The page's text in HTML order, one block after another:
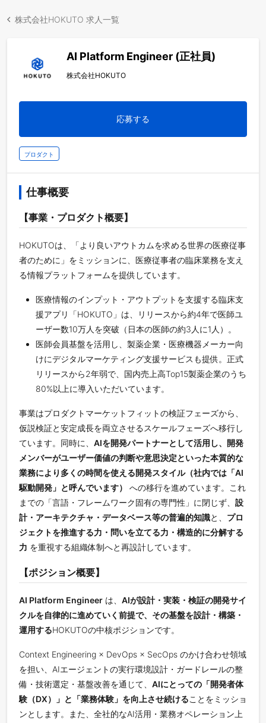
株式会社HOKUTO 求人一覧
AI Platform Engineer (正社員)
株式会社HOKUTO
応募する
プロダクト
仕事概要
【事業・プロダクト概要】
HOKUTOは、「より良いアウトカムを求める世界の医療従事
者のために」をミッションに、医療従事者の臨床業務を支え
る情報プラットフォームを提供しています。
医療情報のインプット・アウトプットを支援する臨床支
援アプリ「HOKUTO」は、リリースから約4年で医師ユ
ーザー数10万人を突破（日本の医師の約3人に1人）。
医師会員基盤を活用し、製薬企業・医療機器メーカー向
けにデジタルマーケティング支援サービスも提供。正式
リリースから2年弱で、国内売上高Top15製薬企業のうち
80%以上に導入いただいています。
事業はプロダクトマーケットフィットの検証フェーズから、
仮説検証と安定成長を両立させるスケールフェーズへ移行し
ています。同時に、 AIを開発パートナーとして活用し、開発
メンバーがユーザー価値の判断や意思決定といった本質的な
業務により多くの時間を使える開発スタイル（社内では「AI
駆動開発」と呼んでいます）
への移行を進めています。これ
までの「言語・フレームワーク固有の専門性」に閉じず、 設
計・アーキテクチャ・データベース等の普遍的知識と、 プロ
ジェクトを推進する力・問いを立てる力・構造的に分解する
力 を重視する組織体制へと再設計しています。
【ポジション概要】
AI Platform Engineer は、 AIが設計・実装・検証の開発サイ
クルを自律的に進めていく前提で、その基盤を設計・構築・
運用するHOKUTOの中核ポジションです。
Context Engineering × DevOps × SecOps のかけ合わせ領域
を担い、AIエージェントの実行環境設計・ガードレールの整
備・技術選定・基盤改善を通じて、 AIにとっての「開発者体
験（DX）」と「業務体験」を向上させ続けることをミッショ
ンとします。また、全社的なAI活用・業務オペレーション上